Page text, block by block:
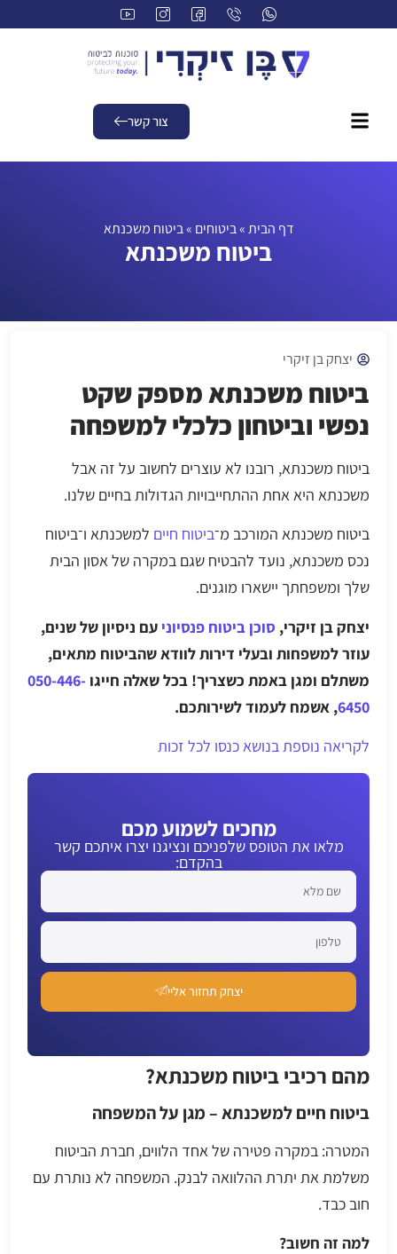
צור קשר
דף הבית»ביטוחים »ביטוח משכנתא
ביטוח משכנתא
יצחק בן זיקרי
ביטוח משכנתא מספק שקט
נפשי וביטחון כלכלי למשפחה
ביטוח משכנתא, רובנו לא עוצרים לחשוב על זה אבל
משכנתא היא אחת ההתחייבויות הגדולות בחיים שלנו.
ביטוח משכנתא המורכב מ־ביטוח חיים למשכנתא ו־ביטוח
נכס משכנתא, נועד להבטיח שגם במקרה של אסון הבית
שלך ומשפחתך יישארו מוגנים.
יצחק בן זיקרי, סוכן ביטוח פנסיוני עם ניסיון של שנים,
עוזר למשפחות ובעלי דירות לוודא שהביטוח מתאים,
משתלם ומגן באמת כשצריך! בכל שאלה חייגו 050-446-
6450, אשמח לעמוד לשירותכם.
לקריאה נוספת בנושא כנסו לכל זכות
מחכים לשמוע מכם
מלאו את הטופס שלפניכם ונציגנו יצרו איתכם קשר
בהקדם:
יצחק תחזור אליי
מהם רכיבי ביטוח משכנתא?
ביטוח חיים למשכנתא – מגן על המשפחה
המטרה: במקרה פטירה של אחד הלווים, חברת הביטוח
משלמת את יתרת ההלוואה לבנק. המשפחה לא נותרת עם
חוב כבד.
למה זה חשוב?